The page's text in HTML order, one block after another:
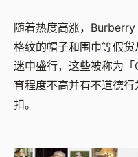
随着热度高涨，
格纹的帽子和围巾等假
迷中盛行，这些被称为
育程度不高并有不道德
扣。